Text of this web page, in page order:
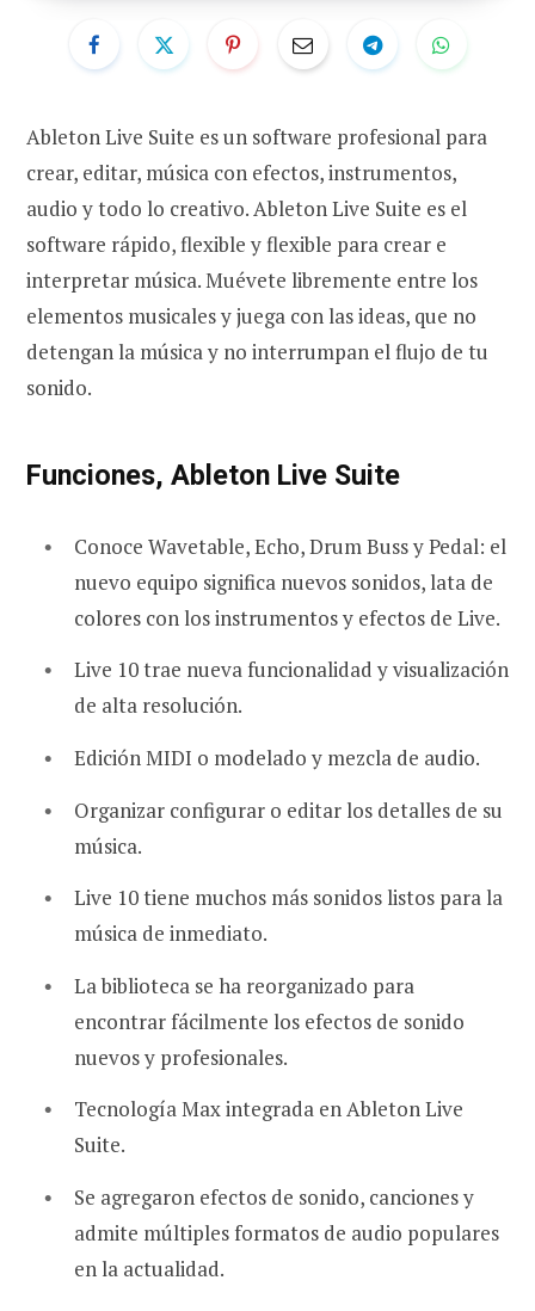
Ableton Live Suite es un software profesional para
crear, editar, música con efectos, instrumentos,
audio y todo lo creativo. Ableton Live Suite es el
software rápido, flexible y flexible para crear e
interpretar música. Muévete libremente entre los
elementos musicales y juega con las ideas, que no
detengan la música y no interrumpan el flujo de tu
sonido.
Funciones, Ableton Live Suite
Conoce Wavetable, Echo, Drum Buss y Pedal: el
nuevo equipo significa nuevos sonidos, lata de
colores con los instrumentos y efectos de Live.
Live 10 trae nueva funcionalidad y visualización
de alta resolución.
Edición MIDI o modelado y mezcla de audio.
Organizar configurar o editar los detalles de su
música.
Live 10 tiene muchos más sonidos listos para la
música de inmediato.
La biblioteca se ha reorganizado para
encontrar fácilmente los efectos de sonido
nuevos y profesionales.
Tecnología Max integrada en Ableton Live
Suite.
Se agregaron efectos de sonido, canciones y
admite múltiples formatos de audio populares
en la actualidad.